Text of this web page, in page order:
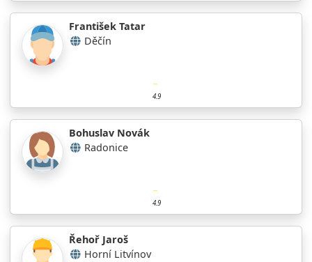
František Tatar
Děčín
4.9
Bohuslav Novák
Radonice
4.9
Řehoř Jaroš
Horní Litvínov